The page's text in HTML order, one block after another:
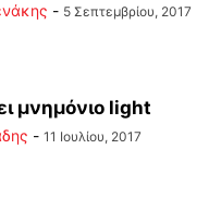
- 5 Σεπτεμβρίου, 2017
μνημόνιο light
- 11 Ιουλίου, 2017